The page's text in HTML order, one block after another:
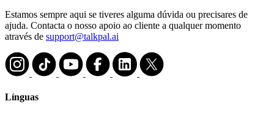
Estamos sempre aqui se tiveres alguma dúvida ou precisares de
ajuda. Contacta o nosso apoio ao cliente a qualquer momento
através de support@talkpal.ai
Línguas